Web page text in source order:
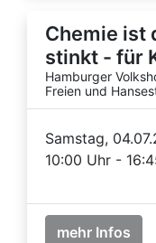
Chemie ist
stinkt - für
Hamburger
Freien und
Samstag,
10:00 Uhr -
mehr Infos